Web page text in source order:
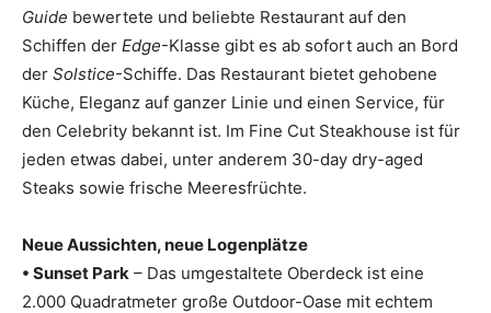
Guide bewertete und beliebte Restaurant auf den
Schiffen der Edge-Klasse gibt es ab sofort auch an Bord
der Solstice-Schiffe. Das Restaurant bietet gehobene
Küche, Eleganz auf ganzer Linie und einen Service, für
den Celebrity bekannt ist. Im Fine Cut Steakhouse ist für
jeden etwas dabei, unter anderem 30-day dry-aged
Steaks sowie frische Meeresfrüchte.
Neue Aussichten, neue Logenplätze
• Sunset Park – Das umgestaltete Oberdeck ist eine
2.000 Quadratmeter große Outdoor-Oase mit echtem